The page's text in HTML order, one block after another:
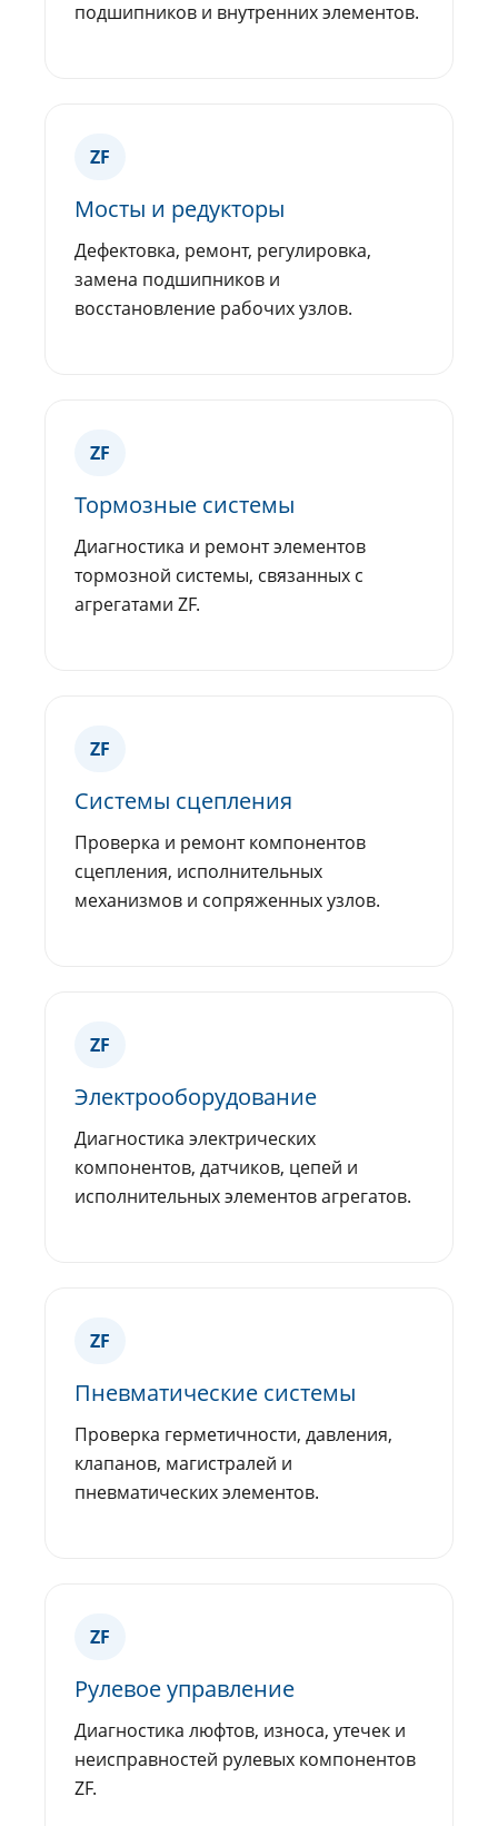
подшипников и внутренних элементов.
ZF
Мосты и редукторы
Дефектовка, ремонт, регулировка,
замена подшипников и
восстановление рабочих узлов.
ZF
Тормозные системы
Диагностика и ремонт элементов
тормозной системы, связанных с
агрегатами ZF.
ZF
Системы сцепления
Проверка и ремонт компонентов
сцепления, исполнительных
механизмов и сопряженных узлов.
ZF
Электрооборудование
Диагностика электрических
компонентов, датчиков, цепей и
исполнительных элементов агрегатов.
ZF
Пневматические системы
Проверка герметичности, давления,
клапанов, магистралей и
пневматических элементов.
ZF
Рулевое управление
Диагностика люфтов, износа, утечек и
неисправностей рулевых компонентов
ZF.